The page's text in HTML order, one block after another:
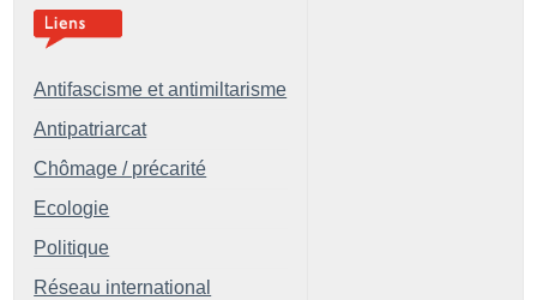
Antifascisme et antimiltarisme
Antipatriarcat
Chômage / précarité
Ecologie
Politique
Réseau international